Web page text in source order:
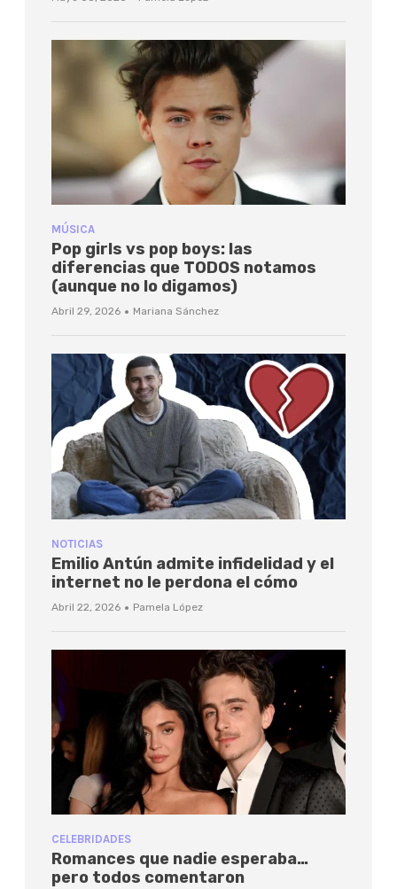
MÚSICA
Pop girls vs pop boys: las
diferencias que TODOS notamos
(aunque no lo digamos)
Abril 29, 2026 · Mariana Sánchez
NOTICIAS
Emilio Antún admite infidelidad y el
internet no le perdona el cómo
Abril 22, 2026 · Pamela López
CELEBRIDADES
Romances que nadie esperaba…
pero todos comentaron